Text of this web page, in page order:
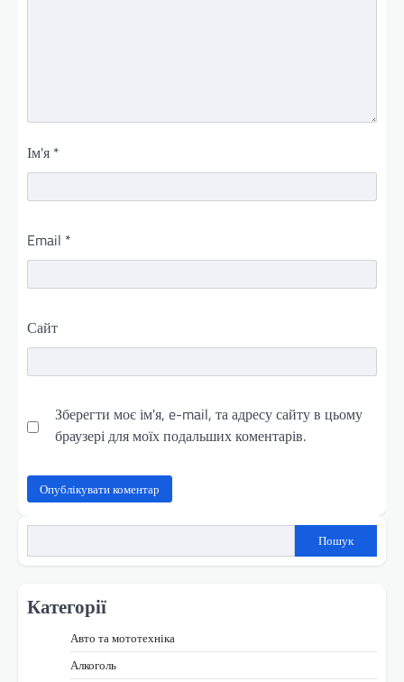
Ім'я *
Email *
Сайт
Зберегти моє ім'я, e-mail, та адресу сайту в цьому
браузері для моїх подальших коментарів.
Пошук
Категорії
Авто та мототехніка
Алкоголь